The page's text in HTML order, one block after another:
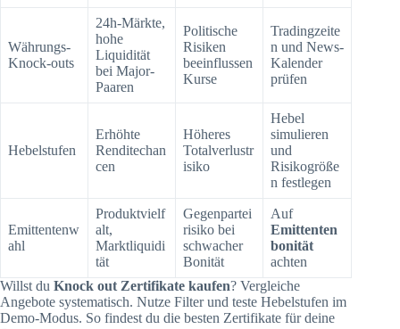
Währungs-
Knock-outs
24h-Märkte,
hohe
Liquidität
bei Major-
Paaren
Politische
Risiken
beeinflussen
Kurse
Tradingzeite
n und News-
Kalender
prüfen
Hebelstufen
Erhöhte
Renditechan
cen
Höheres
Totalverlustr
isiko
Hebel
simulieren
und
Risikogröße
n festlegen
Emittentenw
ahl
Produktvielf
alt,
Marktliquidi
tät
Gegenpartei
risiko bei
schwacher
Bonität
Auf
Emittenten
bonität
achten
Willst du Knock out Zertifikate kaufen? Vergleiche
Angebote systematisch. Nutze Filter und teste Hebelstufen im
Demo-Modus. So findest du die besten Zertifikate für deine